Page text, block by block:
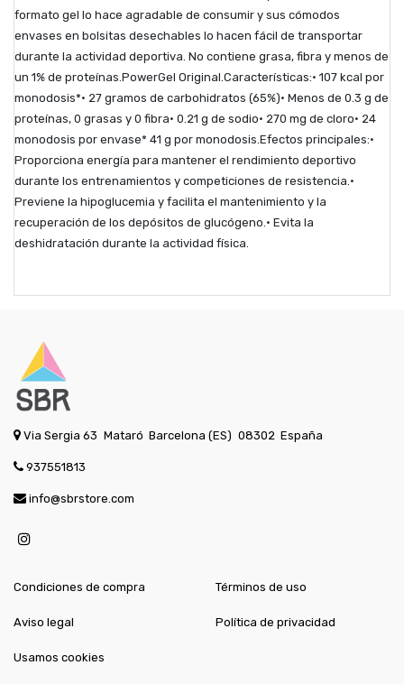
formato gel lo hace agradable de consumir y sus cómodos
envases en bolsitas desechables lo hacen fácil de transportar
durante la actividad deportiva. No contiene grasa, fibra y menos de
un 1% de proteínas.PowerGel Original.Características:· 107 kcal por
monodosis*· 27 gramos de carbohidratos (65%)· Menos de 0.3 g de
proteínas, 0 grasas y 0 fibra· 0.21 g de sodio· 270 mg de cloro· 24
monodosis por envase* 41 g por monodosis.Efectos principales:·
Proporciona energía para mantener el rendimiento deportivo
durante los entrenamientos y competiciones de resistencia.·
Previene la hipoglucemia y facilita el mantenimiento y la
recuperación de los depósitos de glucógeno.· Evita la
deshidratación durante la actividad física.
Via Sergia 63 Mataró Barcelona (ES) 08302 España
937551813
info@sbrstore.com
Condiciones de compra
Aviso legal
Términos de uso
Política de privacidad
Usamos cookies